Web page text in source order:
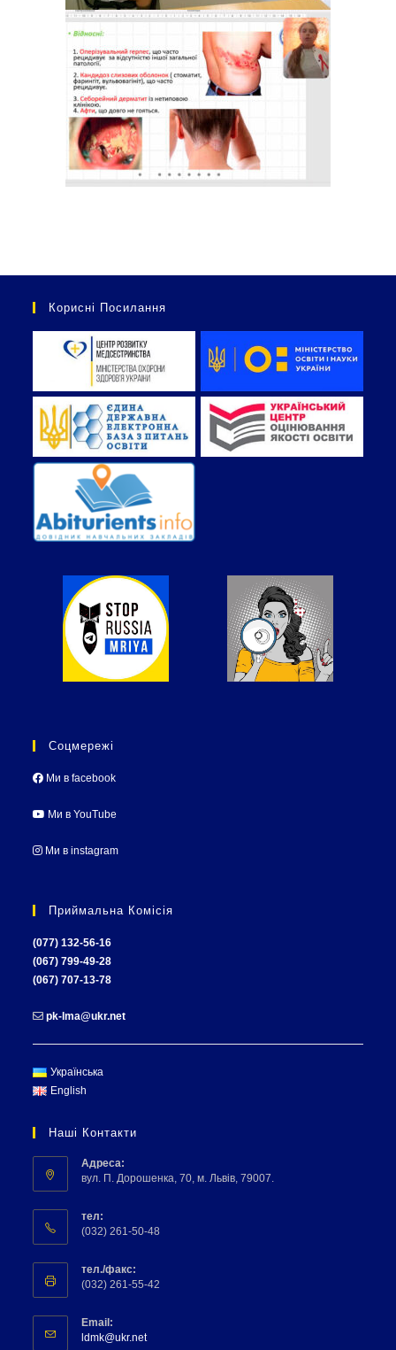
Корисні Посилання
Соцмережі
Ми в facebook
Ми в YouTube
Ми в instagram
Приймальна Комісія
(077) 132-56-16
(067) 799-49-28
(067) 707-13-78
pk-lma@ukr.net
Українська
English
Наші Контакти
Адреса:
вул. П. Дорошенка, 70, м. Львів, 79007.
тел:
(032) 261-50-48
тел./факс:
(032) 261-55-42
Email:
ldmk@ukr.net